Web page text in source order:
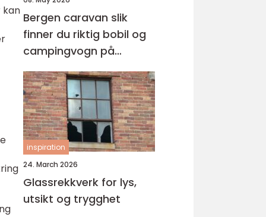
kan Bergen caravan slik
finner du riktig bobil og
campingvogn på
vestlandet
inspiration
24. March 2026
Glassrekkverk for lys,
utsikt og trygghet